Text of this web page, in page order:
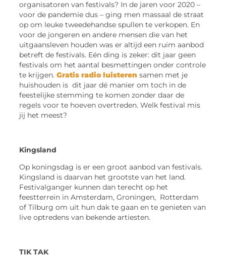
organisatoren van festivals? In de jaren voor 2020 –
voor de pandemie dus – ging men massaal de straat
op om leuke tweedehandse spullen te verkopen. En
voor de jongeren en andere mensen die van het
uitgaansleven houden was er altijd een ruim aanbod
betreft de festivals. Eén ding is zeker: dit jaar geen
festivals om het aantal besmettingen onder controle
te krijgen.Gratis radio luisteren samen met je
huishouden is dit jaar dé manier om toch in de
feestelijke stemming te komen zonder daar de
regels voor te hoeven overtreden. Welk festival mis
jij het meest?
Kingsland
Op koningsdag is er een groot aanbod van festivals.
Kingsland is daarvan het grootste van het land.
Festivalganger kunnen dan terecht op het
feestterrein in Amsterdam, Groningen, Rotterdam
of Tilburg om uit hun dak te gaan en te genieten van
live optredens van bekende artiesten.
TIK TAK